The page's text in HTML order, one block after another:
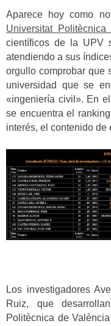
Aparece hoy como
Universitat
científicos de la UPV
atendiendo a sus
orgullo comprobar que
universidad que se
«ingeniería civil». En
se encuentra el
interés, el contenido de
Los investigadores
Ruiz, que
Politècnica de